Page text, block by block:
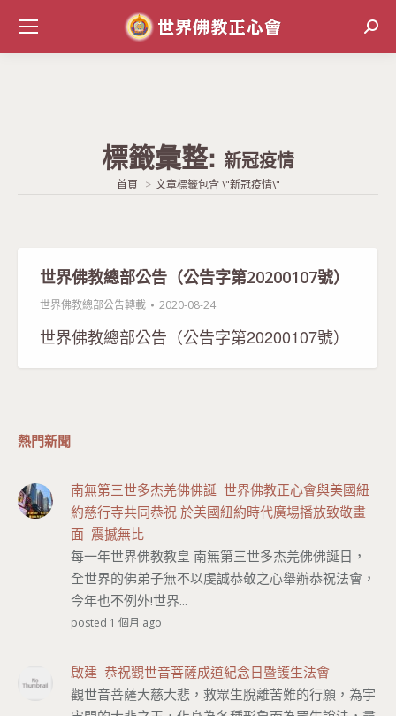
標籤彙整: 新冠疫情
當前位置:
首頁 文章標籤包含 \"新冠疫情\"
世界佛教總部公告（公告字第20200107號）
世界佛教總部公告轉載 2020-08-24
世界佛教總部公告（公告字第20200107號）
熱門新聞
南無第三世多杰羌佛佛誕 世界佛教正心會與美國紐
約慈行寺共同恭祝 於美國紐約時代廣場播放致敬畫
面 震撼無比
每一年世界佛教教皇 南無第三世多杰羌佛佛誕日，
全世界的佛弟子無不以虔誠恭敬之心舉辦恭祝法會，
今年也不例外!世界...
posted 1 個月 ago
啟建 恭祝觀世音菩薩成道紀念日暨護生法會
觀世音菩薩大慈大悲，救眾生脫離苦難的行願，為宇